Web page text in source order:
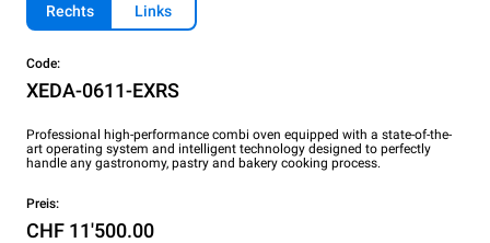
Rechts Links
Code:
XEDA-0611-EXRS
Professional high-performance combi oven equipped with a state-of-the-
art operating system and intelligent technology designed to perfectly
handle any gastronomy, pastry and bakery cooking process.
Preis:
CHF 11'500.00